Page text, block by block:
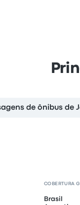
de ônibus de
COBERTURA
Brasil